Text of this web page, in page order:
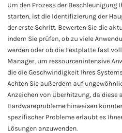
Um den Prozess der Beschleunigung
starten, ist die Identifizierung der
der erste Schritt. Bewerten Sie die
indem Sie prüfen, ob zu viele
werden oder ob die Festplatte fast
Manager, um ressourcenintensive
die die Geschwindigkeit Ihres
Achten Sie außerdem auf
Anzeichen von Überhitzung, da diese
Hardwareprobleme hinweisen
spezifischer Probleme erlaubt es
Lösungen anzuwenden.